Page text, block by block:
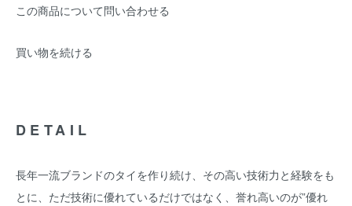
この商品について問い合わせる
買い物を続ける
DETAIL
長年一流ブランドのタイを作り続け、その高い技術力と経験をも
とに、ただ技術に優れているだけではなく、誉れ高いのが”優れ